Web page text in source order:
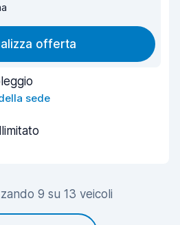
offerta
sede
9 su 13 veicoli